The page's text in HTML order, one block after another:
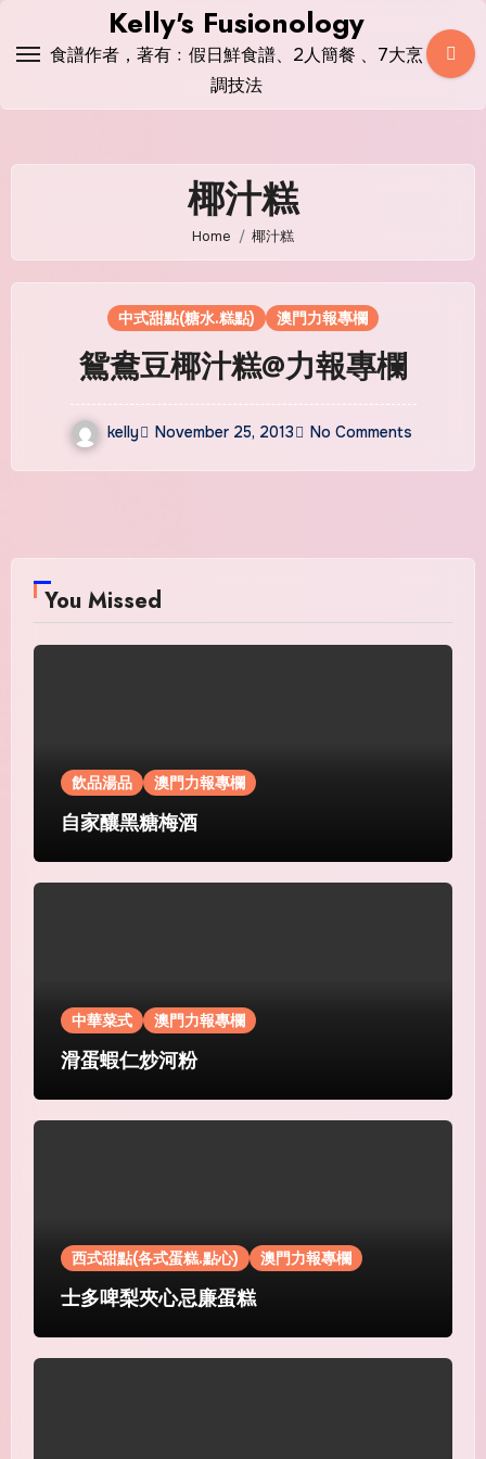
Kelly's Fusionology
食譜作者，著有﹕假日鮮食譜、2人簡餐 、7大烹
調技法
椰汁糕
Home 椰汁糕
中式甜點(糖水.糕點) 澳門力報專欄
鴛鴦豆椰汁糕@力報專欄
kelly November 25, 2013 No Comments
You Missed
飲品湯品 澳門力報專欄
自家釀黑糖梅酒
中華菜式 澳門力報專欄
滑蛋蝦仁炒河粉
西式甜點(各式蛋糕.點心) 澳門力報專欄
士多啤梨夾心忌廉蛋糕